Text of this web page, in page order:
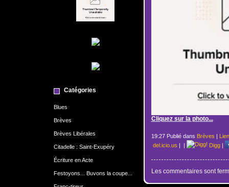
Catégories
Blues
Brèves
Brèves Libérales
Citadelle : Saint-Exupéry
Écriture en Acte
Festoyons... Buvons la coupe...
Cliquez sur la photo...
19:27 Publié dans Brèves |
del.icio.us | | Digg|
Les commentaires sont